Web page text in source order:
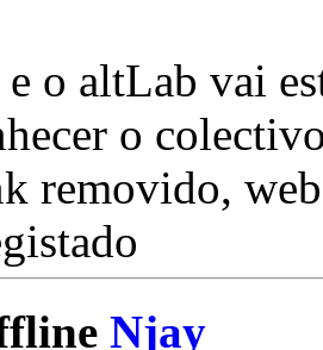
o altLab vai
o
removido,
Njay